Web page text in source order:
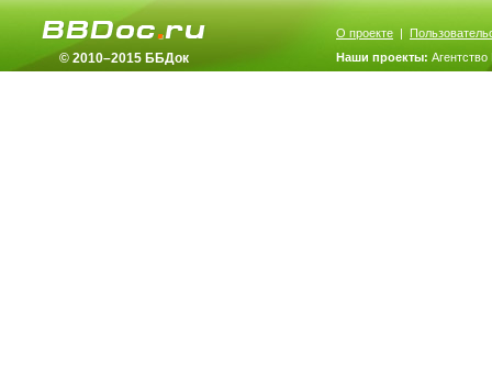
© 2010–2015 ББДок
О проекте |
Наши проекты: